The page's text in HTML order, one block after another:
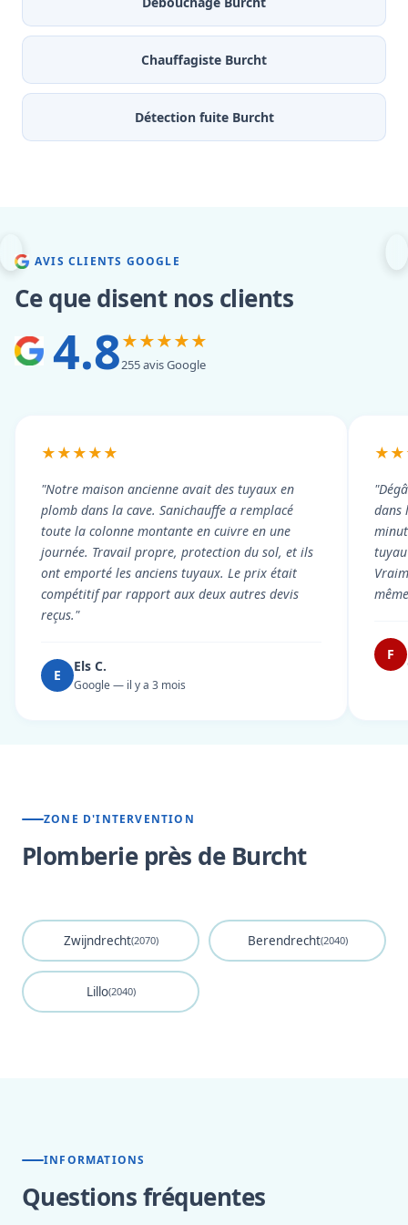
Chauffagiste Burcht
Détection fuite Burcht
AVIS CLIENTS GOOGLE
Ce que disent nos clients
4.8★★★★★
255 avis Google
★★★★★
"Notre maison ancienne avait des tuyaux en
plomb dans la cave. Sanichauffe a remplacé
toute la colonne montante en cuivre en une
journée. Travail propre, protection du sol, et ils
ont emporté les anciens tuyaux. Le prix était
compétitif par rapport aux deux autres devis
reçus."
E
Els C.
Google — il y a 3 mois
dans
F
ZONE D'INTERVENTION
Plomberie près de Burcht
Zwijndrecht(2070) Berendrecht(2040)
Lillo(2040)
INFORMATIONS
Questions fréquentes